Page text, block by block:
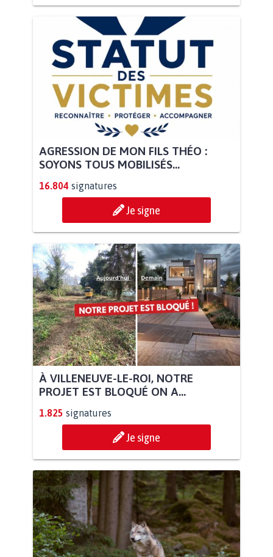
AGRESSION DE MON FILS THÉO :
SOYONS TOUS MOBILISÉS...
16.804 signatures
Je signe
À VILLENEUVE-LE-ROI, NOTRE
PROJET EST BLOQUÉ ON A...
1.825 signatures
Je signe